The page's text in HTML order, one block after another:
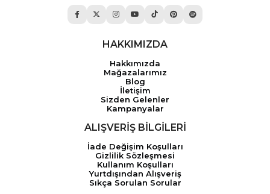
HAKKIMIZDA
Hakkımızda
Mağazalarımız
Blog
İletişim
Sizden Gelenler
Kampanyalar
ALIŞVERİŞ BİLGİLERİ
İade Değişim Koşulları
Gizlilik Sözleşmesi
Kullanım Koşulları
Yurtdışından Alışveriş
Sıkça Sorulan Sorular